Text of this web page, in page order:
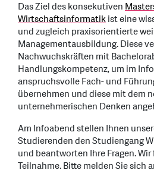
Das Ziel des konsekutiven
Wirtschaftsinformatikist eine
und zugleich praxisorientierte
Managementausbildung. Diese
Nachwuchskräften mit
Handlungskompetenz, um im
anspruchsvolle Fach- und
übernehmen und diese mit dem
unternehmerischen Denken
Am Infoabend stellen Ihnen
Studierenden den Studiengang
und beantworten Ihre Fragen.
Teilnahme. Bitte melden Sie sich